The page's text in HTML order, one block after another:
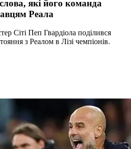
які його команда
Реала
Сіті Пеп Гвардіола поділився
з Реалом в Лізі чемпіонів.